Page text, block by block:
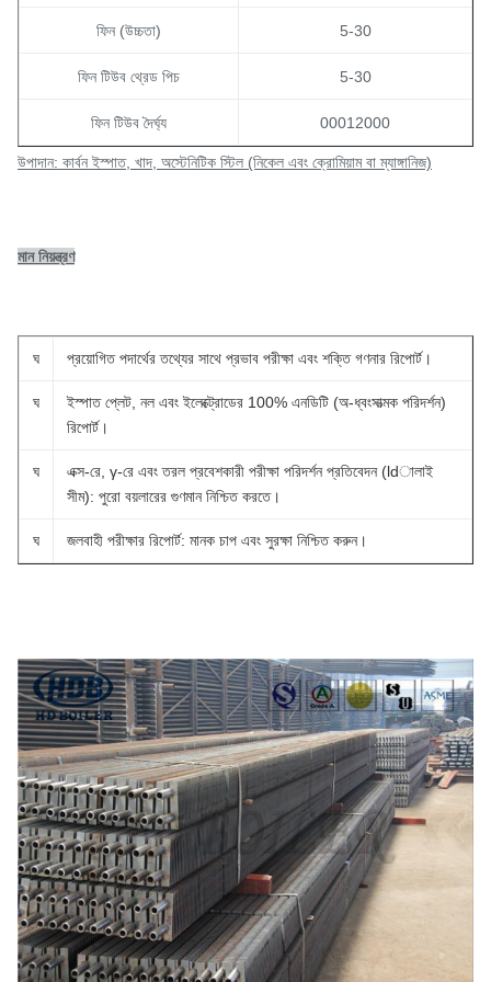
ফিন (উচ্চতা) 5-30
ফিন টিউব থ্রেড পিচ 5-30
ফিন টিউব দৈর্ঘ্য 00012000
উপাদান: কার্বন ইস্পাত, খাদ, অস্টেনিটিক স্টিল (নিকেল এবং ক্রোমিয়াম বা ম্যাঙ্গানিজ)
মান নিয়ন্ত্রণ
ঘ প্রয়োগিত পদার্থের তথ্যের সাথে প্রভাব পরীক্ষা এবং শক্তি গণনার রিপোর্ট।
ঘ
ইস্পাত প্লেট, নল এবং ইলেক্ট্রোডের 100% এনডিটি (অ-ধ্বংসাত্মক পরিদর্শন)
রিপোর্ট।
ঘ
এক্স-রে, γ-রে এবং তরল প্রবেশকারী পরীক্ষা পরিদর্শন প্রতিবেদন (ldালাই
সীম): পুরো বয়লারের গুণমান নিশ্চিত করতে।
ঘ জলবাহী পরীক্ষার রিপোর্ট: মানক চাপ এবং সুরক্ষা নিশ্চিত করুন।